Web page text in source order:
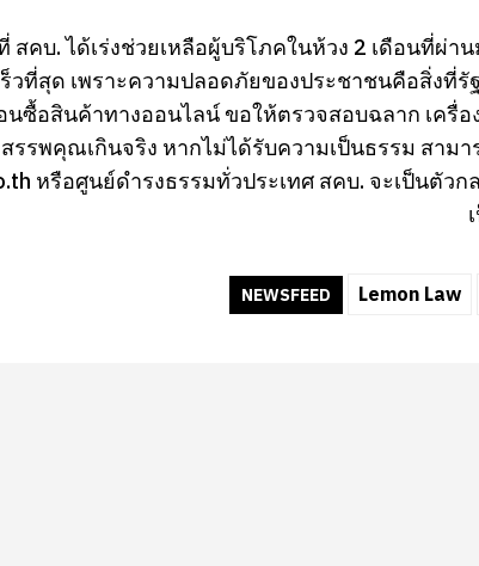
สคบ. ได้เร่งช่วยเหลือผู้บริโภคในห้วง 2 เดือนที่ผ่
วที่สุด เพราะความปลอดภัยของประชาชนคือสิ่งที่
นซื้อสินค้าทางออนไลน์ ขอให้ตรวจสอบฉลาก เครื่
สรรพคุณเกินจริง หากไม่ได้รับความเป็นธรรม สาม
หรือศูนย์ดำรงธรรมทั่วประเทศ สคบ. จะเป็นตัว
NEWSFEED Lemon Law